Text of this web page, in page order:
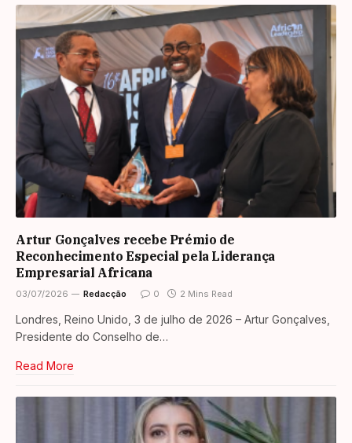
Artur Gonçalves recebe Prémio de
Reconhecimento Especial pela Liderança
Empresarial Africana
03/07/2026 Redacção 0 2 Mins Read
Londres, Reino Unido, 3 de julho de 2026 – Artur Gonçalves,
Presidente do Conselho de…
Read More